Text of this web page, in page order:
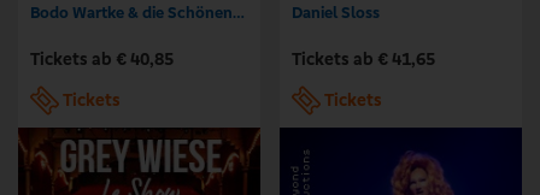
Bodo Wartke & die SchönenGutenA-Band - In guter Begleitung
Tickets ab € 40,85
Tickets
Daniel Sloss
Tickets ab € 41,65
Tickets